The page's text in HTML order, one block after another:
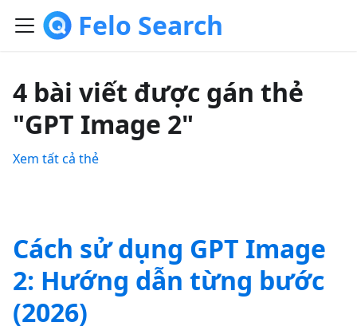
Felo Search
4 bài viết được gán thẻ
"GPT Image 2"
Xem tất cả thẻ
Cách sử dụng GPT Image
2: Hướng dẫn từng bước
(2026)